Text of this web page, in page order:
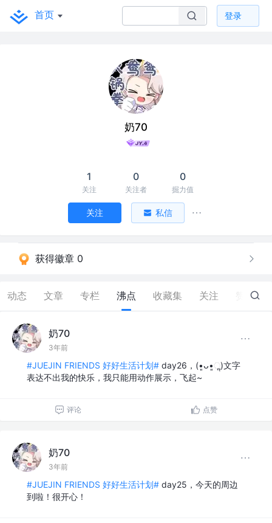
首页 登录
奶70
1
关注
0
关注者
0
掘力值
关注 私信
获得徽章 0
动态 文章 专栏 沸点 收藏集 关注 0
奶70
3年前
#JUEJIN FRIENDS 好好生活计划# day26，(•͈ᴗ•͈ૢૢ)文字
表达不出我的快乐，我只能用动作展示，飞起~
评论 点赞
奶70
3年前
#JUEJIN FRIENDS 好好生活计划# day25，今天的周边
到啦！很开心！